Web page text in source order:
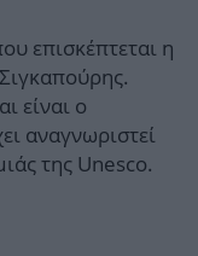
επισκέπτεται η
είναι ο
αναγνωριστεί
της Unesco.